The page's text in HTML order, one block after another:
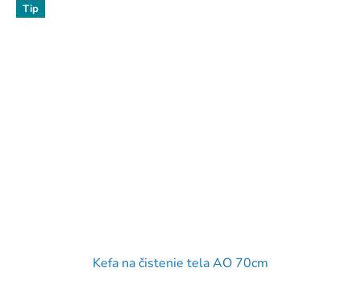
Tip
Kefa na čistenie tela AO 70cm